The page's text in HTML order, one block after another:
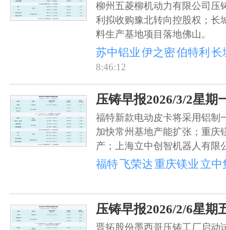
柳州五菱柳机动力有限公司压
利拟收购豫北转向控股权；长
料生产基地项目落地佛山。
苏中铝业伊之密伯特利 长
8:46:12
压铸早报2026/3/2星期
福特新款电动皮卡将采用铝制
加快常州基地产能扩张；重庆
产；上海立中创智机器人有限
福特飞荣达重庆镁业 立中
压铸早报2026/2/6星期
晋拓股份墨西哥压铸工厂启动